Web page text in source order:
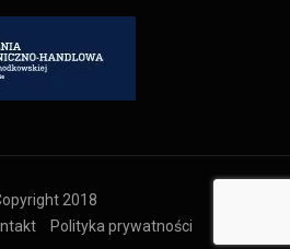
2018
Polityka prywatności